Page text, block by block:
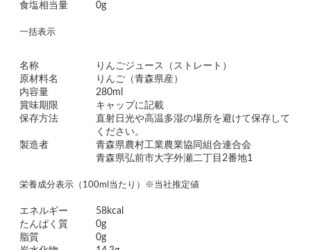
食塩相当量
0g
一括表示
名称
りんごジュース（ストレート）
原材料名
りんご（青森県産）
内容量
280ml
賞味期限
キャップに記載
保存方法
直射日光や高温多湿の場所を避けて保存して
ください。
製造者
青森県農村工業農業協同組合連合会
青森県弘前市大字外瀬二丁目2番地1
栄養成分表示（100ml当たり）※当社推定値
エネルギー
58kcal
たんぱく質
0g
脂質
0g